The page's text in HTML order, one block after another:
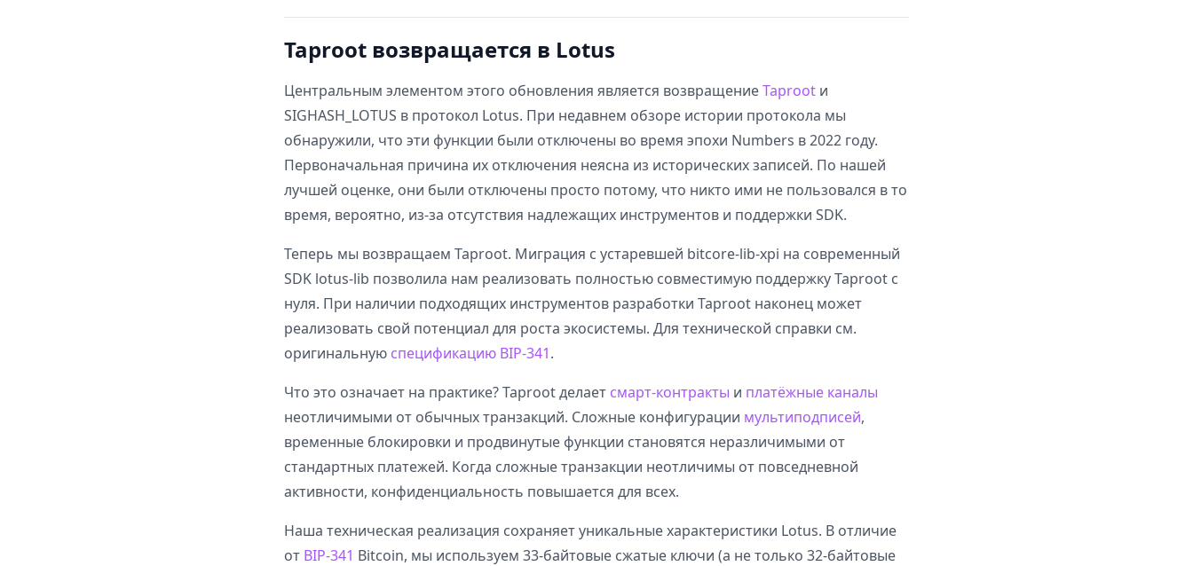
Taproot возвращается в Lotus
Центральным элементом этого обновления является возвращениеTaproot и
SIGHASH_LOTUS в протокол Lotus. При недавнем обзоре истории протокола мы
обнаружили, что эти функции были отключены во время эпохи Numbers в 2022 году.
Первоначальная причина их отключения неясна из исторических записей. По нашей
лучшей оценке, они были отключены просто потому, что никто ими не пользовался в то
время, вероятно, из-за отсутствия надлежащих инструментов и поддержки SDK.
Теперь мы возвращаем Taproot. Миграция с устаревшей bitcore-lib-xpi на современный
SDK lotus-lib позволила нам реализовать полностью совместимую поддержку Taproot с
нуля. При наличии подходящих инструментов разработки Taproot наконец может
реализовать свой потенциал для роста экосистемы. Для технической справки см.
оригинальную спецификацию BIP-341.
Что это означает на практике? Taproot делает смарт-контракты и платёжные каналы
неотличимыми от обычных транзакций. Сложные конфигурации мультиподписей,
временные блокировки и продвинутые функции становятся неразличимыми от
стандартных платежей. Когда сложные транзакции неотличимы от повседневной
активности, конфиденциальность повышается для всех.
Наша техническая реализация сохраняет уникальные характеристики Lotus. В отличие
от BIP-341 Bitcoin, мы используем 33-байтовые сжатые ключи (а не только 32-байтовые